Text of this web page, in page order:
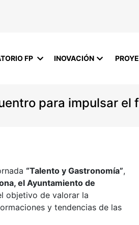
para impulsar
FP INOVACIÓN
“Talento y Gastronomía”,
el Ayuntamiento de
objetivo de valorar la
y tendencias de las